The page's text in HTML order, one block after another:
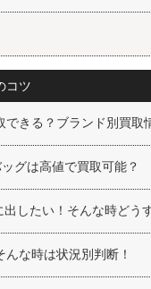
コツ
できる？ブランド別買取
グは高値で買取可能？
したい！そんな時どう
な時は状況別判断！